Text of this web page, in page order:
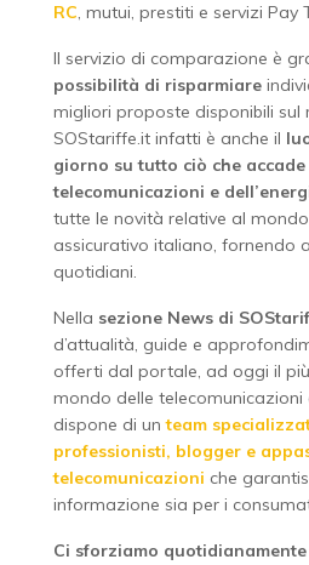
RC, mutui, prestiti e servizi Pay
Il servizio di comparazione è
possibilità di risparmiare
migliori proposte disponibili sul
SOStariffe.it infatti è anche il
giorno su tutto ciò che
telecomunicazioni e
tutte le novità relative al
assicurativo italiano, fornendo
quotidiani.
Nella sezione News di
d’attualità, guide e
offerti dal portale, ad oggi il
mondo delle telecomunicazioni
dispone di unteam
professionisti, blogger e
telecomunicazioni che
informazione sia per i
Ci sforziamo